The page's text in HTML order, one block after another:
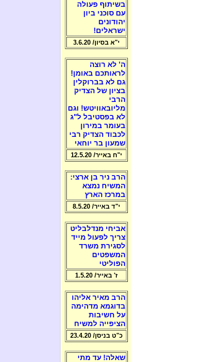
בשיתוף פעולה
עם סוכני ביון
יהודונים
ישראלים!
י"א בסיון/ 3.6.20
ה' לא רוצה
לראותכם באומן!
גם לא בברוקלין
בציון של הצדיק
הרבי
מליובאוויטש! וגם
לא בפסטיבל ל"ג
בעומר במירון
לכבוד הצדיק רבי
שמעון בר יוחאי
י"ח באייר/ 12.5.20
הרב ניר בן ארצי:
המשיח נמצא
במרכז הארץ
י"ד באייר/ 8.5.20
אביחי מנדלבליט
צריך לפעול מייד
לסגירת משרד
המשפטים
הפוליטי
ז' באייר/ 1.5.20
הרב מאיר אליהו
בדוגמא מדהימה
על חשיבות
הציפייה למשיח
כ"ט בניסן/ 23.4.20
שאלה! עד מתי